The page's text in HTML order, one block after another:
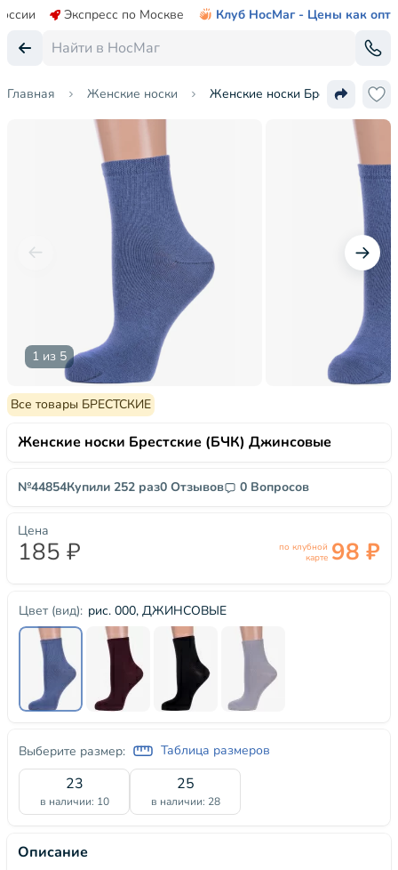
Экспресс по Москве Клуб НосМаг - Цены как опт
Главная Женские носки Женские носки Брестские (БЧК)
1 из 5
Все товары БРЕСТСКИЕ
Женские носки Брестские (БЧК) Джинсовые
№44854Купили 252 раз0 Отзывов 0 Вопросов
Цвет (вид): рис. 000, ДЖИНСОВЫЕ
Выберите размер: Таблица размеров
23
в наличии: 10
25
в наличии: 28
Цена
185 ₽
по клубной
карте 98 ₽
Описание